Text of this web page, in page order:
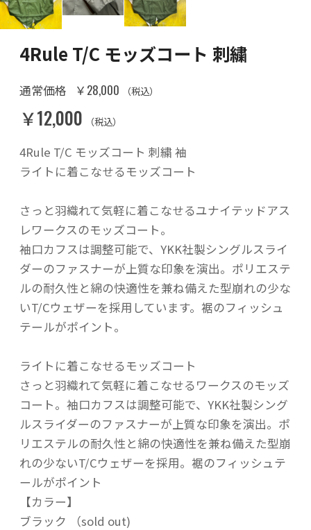
4Rule T/C モッズコート 刺繍
通常価格 ￥28,000 （税込）
￥12,000 （税込）
4Rule T/C モッズコート 刺繍 袖
ライトに着こなせるモッズコート
さっと羽織れて気軽に着こなせるユナイテッドアス
レワークスのモッズコート。
袖口カフスは調整可能で、YKK社製シングルスライ
ダーのファスナーが上質な印象を演出。ポリエステ
ルの耐久性と綿の快適性を兼ね備えた型崩れの少な
いT/Cウェザーを採用しています。裾のフィッシュ
テールがポイント。
ライトに着こなせるモッズコート
さっと羽織れて気軽に着こなせるワークスのモッズ
コート。袖口カフスは調整可能で、YKK社製シング
ルスライダーのファスナーが上質な印象を演出。ポ
リエステルの耐久性と綿の快適性を兼ね備えた型崩
れの少ないT/Cウェザーを採用。裾のフィッシュテ
ールがポイント
【カラー】
ブラック （sold out)